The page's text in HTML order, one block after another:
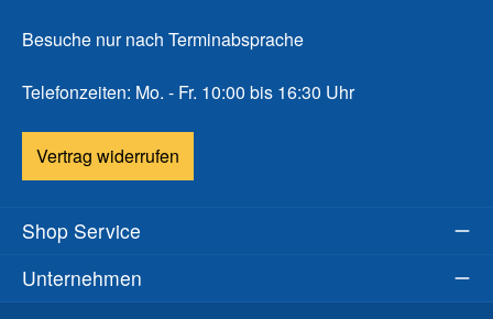
Besuche nur nach Terminabsprache
Telefonzeiten: Mo. - Fr. 10:00 bis 16:30 Uhr
Vertrag widerrufen
Shop Service
Unternehmen